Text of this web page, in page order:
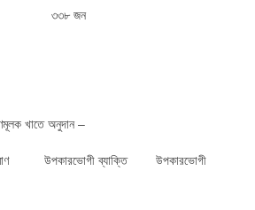
৩৩৮ জন
খাতে অনুদান –
উপকারভোগী ব্যাক্তি উপকারভোগী